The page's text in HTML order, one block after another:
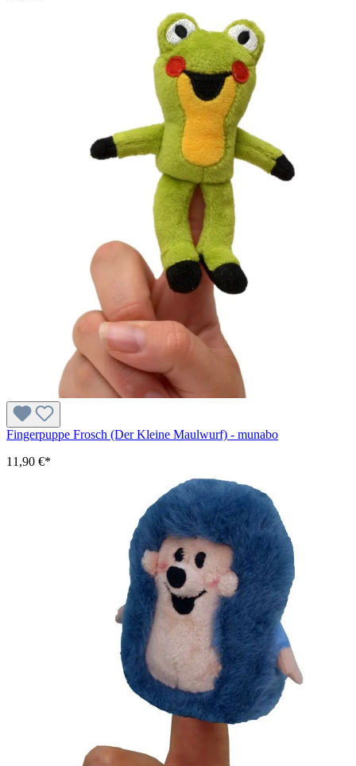
Fingerpuppe Frosch (Der Kleine Maulwurf) - munabo
11,90 €*